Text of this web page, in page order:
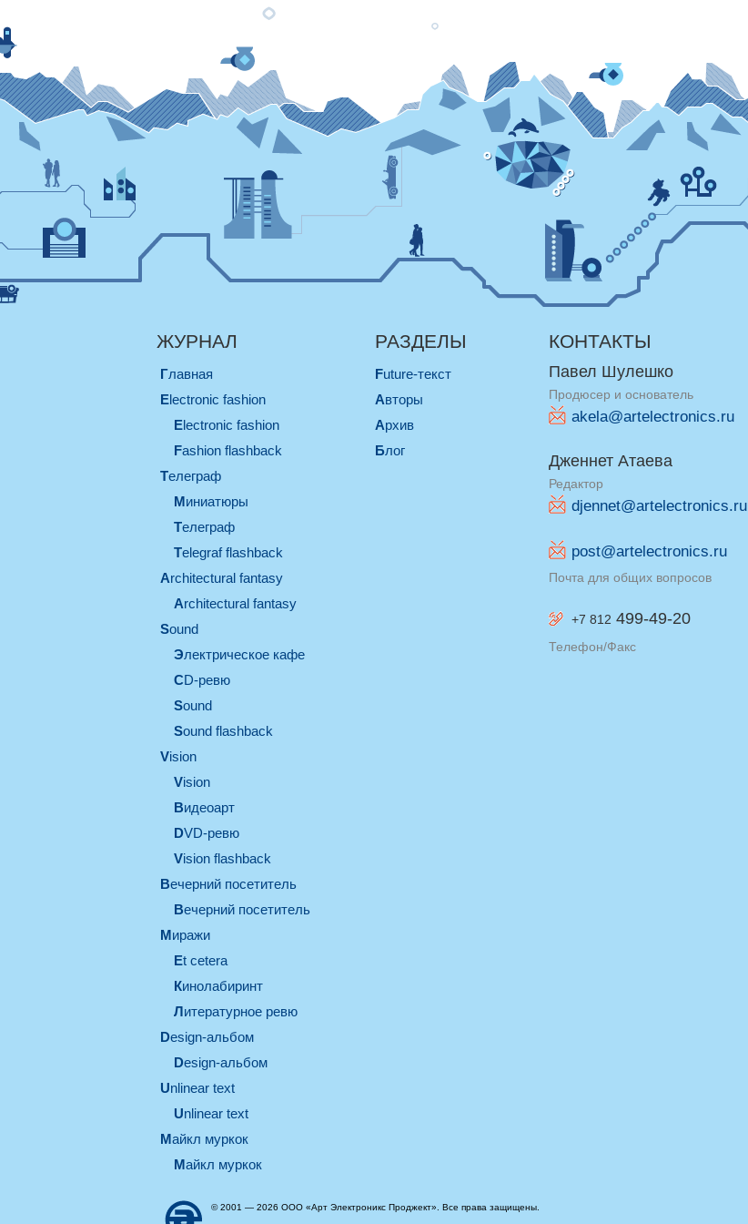
ЖУРНАЛ
Главная
electronic fashion
electronic fashion
Fashion flashback
телеграф
миниатюры
телеграф
Telegraf flashback
architectural fantasy
architectural fantasy
sound
электрическое кафе
CD-ревю
sound
Sound flashback
vision
vision
видеоарт
DVD-ревю
Vision flashback
вечерний посетитель
вечерний посетитель
миражи
et cetera
кинолабиринт
литературное ревю
design-альбом
design-альбом
unlinear text
Unlinear text
майкл муркок
майкл муркок
РАЗДЕЛЫ
Future-текст
Авторы
Архив
Блог
КОНТАКТЫ
Павел Шулешко
Продюсер и основатель
akela@artelectronics.ru
Дженнет Атаева
Редактор
djennet@artelectronics.ru
post@artelectronics.ru
Почта для общих вопросов
+7 812 499-49-20
Телефон/Факс
© 2001 — 2026 ООО «Арт Электроникс Проджект». Все права защищены.